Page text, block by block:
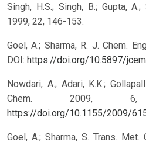
Singh, H.S.; Singh, B.; Gupta,
1999, 22, 146-153.
Goel, A.; Sharma, R. J. Chem.
DOI: https://doi.org/10.5897/
Nowdari, A.; Adari, K.K.;
Chem. 2009,
https://doi.org/10.1155/2009/
Goel, A.; Sharma, S. Trans.